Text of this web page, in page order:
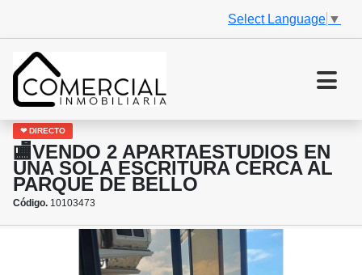
Select Language ▼
❤ DIRECTO
🏬VENDO 2 APARTAESTUDIOS EN
UNA SOLA ESCRITURA CERCA AL
PARQUE DE BELLO
Código. 10103473